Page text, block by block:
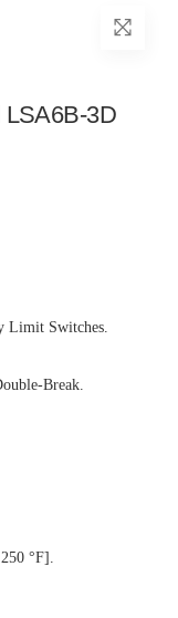
LSA6B-3D
Limit Switches.
Break.
°F].